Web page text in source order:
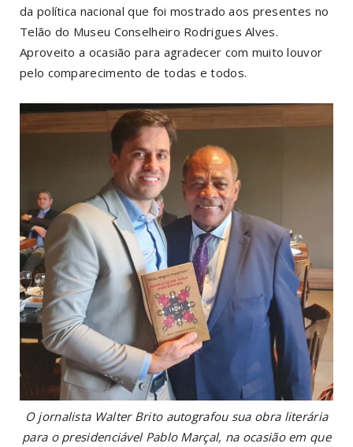
da política nacional que foi mostrado aos presentes no
Telão do Museu Conselheiro Rodrigues Alves.
Aproveito a ocasião para agradecer com muito louvor
pelo comparecimento de todas e todos.
O jornalista Walter Brito autografou sua obra literária
para o presidenciável Pablo Marçal, na ocasião em que